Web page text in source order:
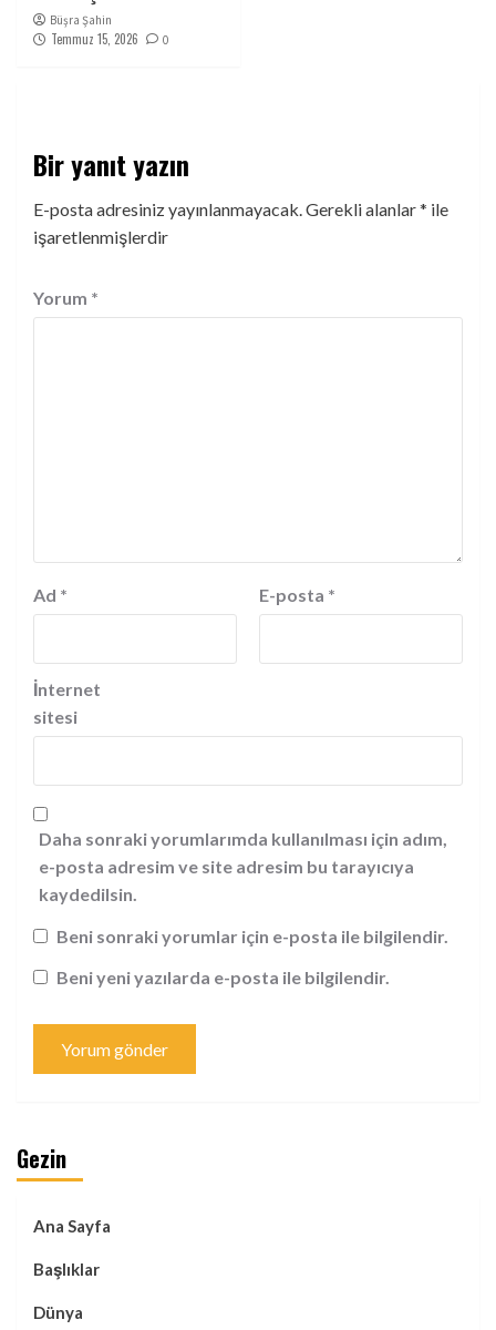
Büşra Şahin
Temmuz 15, 2026 0
Bir yanıt yazın
E-posta adresiniz yayınlanmayacak.Gerekli alanlar* ile
işaretlenmişlerdir
Yorum *
Ad * E-posta *
İnternet
sitesi
Daha sonraki yorumlarımda kullanılması için adım,
e-posta adresim ve site adresim bu tarayıcıya
kaydedilsin.
Beni sonraki yorumlar için e-posta ile bilgilendir.
Beni yeni yazılarda e-posta ile bilgilendir.
Gezin
Ana Sayfa
Başlıklar
Dünya